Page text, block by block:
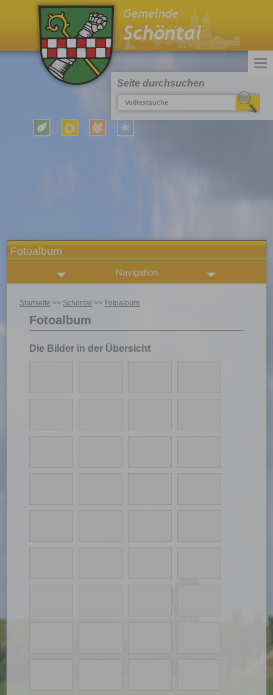
Seite durchsuchen
Fotoalbum
Navigation
Startseite >> Schöntal >> Fotoalbum
Fotoalbum
Die Bilder in der Übersicht